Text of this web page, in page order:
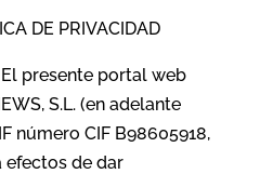
DE PRIVACIDAD
El presente portal web
S.L. (en adelante
número CIF B98605918,
de dar